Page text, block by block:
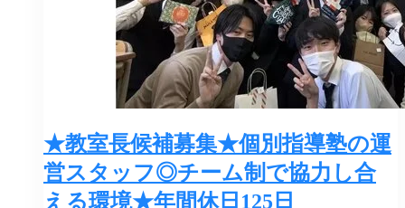
★教室長候補募集★個別指導塾の運
営スタッフ◎チーム制で協力し合
える環境★年間休日125日